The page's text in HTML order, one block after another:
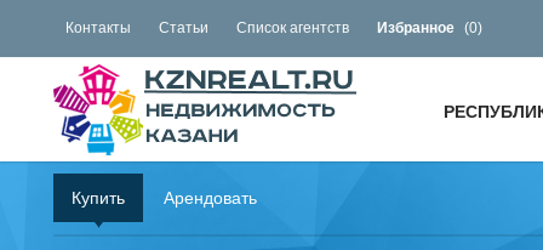
Контакты Статьи Список агентств Избранное (0)
Купить Арендовать